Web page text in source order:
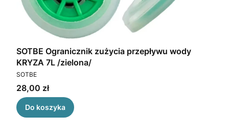
SOTBE Ogranicznik zużycia przepływu wody
KRYZA 7L /zielona/
PRODUCENT
SOTBE
Cena
28,00 zł
Do koszyka